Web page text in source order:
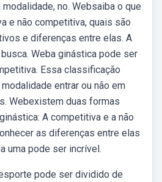
no. Websaiba o que
e não competitiva, quais são
e diferenças entre elas. A
Weba ginástica pode ser
Essa classificação
entrar ou não em
Webexistem duas formas
A competitiva e a não
as diferenças entre elas
uma pode ser incrível.
pode ser dividido de